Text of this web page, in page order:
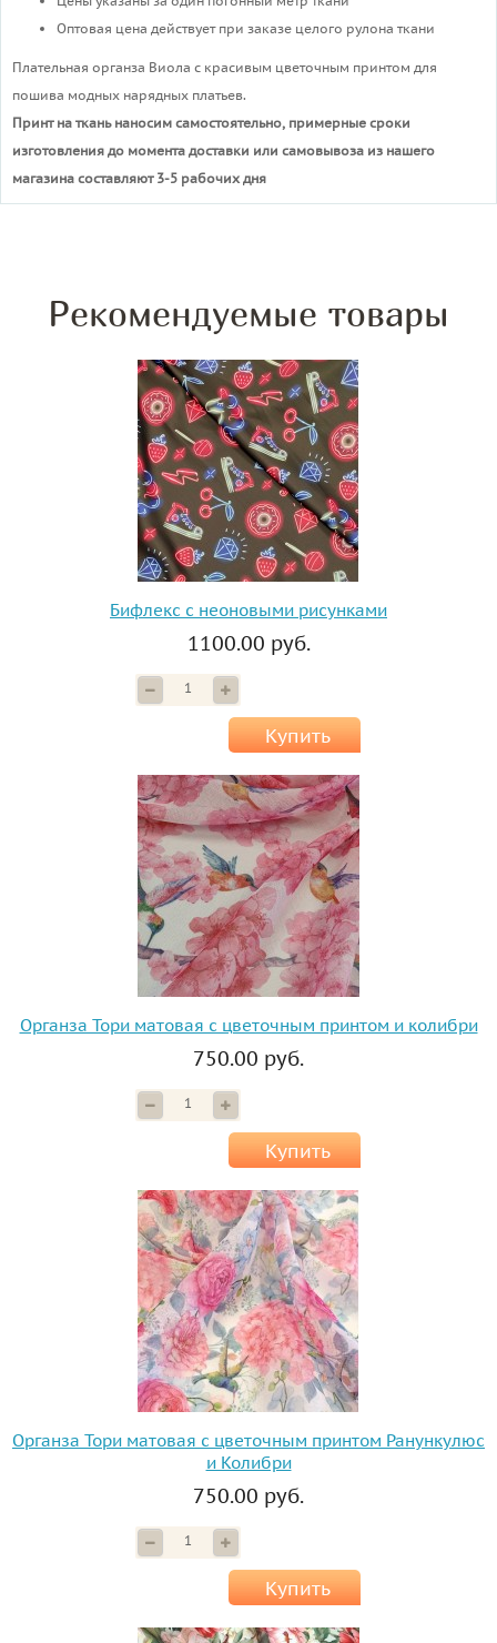
Оптовая цена действует при заказе целого рулона ткани
Плательная органза Виола с красивым цветочным принтом для
пошива модных нарядных платьев.
Принт на ткань наносим самостоятельно, примерные сроки
изготовления до момента доставки или самовывоза из нашего
магазина составляют 3-5 рабочих дня
Рекомендуемые товары
Бифлекс с неоновыми рисунками
1100.00 руб.
Купить
Органза Тори матовая с цветочным принтом и колибри
750.00 руб.
Купить
Органза Тори матовая с цветочным принтом Ранункулюс
и Колибри
750.00 руб.
Купить